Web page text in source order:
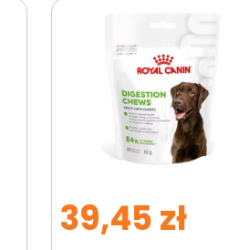
39,45 zł